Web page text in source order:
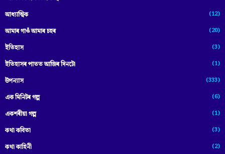
আধ্যাত্মিক (12)
আমাৰ গাওঁ আমাৰ চহৰ (20)
ইতিহাস (3)
ইতিহাসৰ পাতত আজিৰ দিনটো (1)
উপন্যাস (333)
এক মিনিটৰ গল্প (6)
একশৰীয়া গল্প (1)
কথা কবিতা (3)
কথা কাহিনী (2)